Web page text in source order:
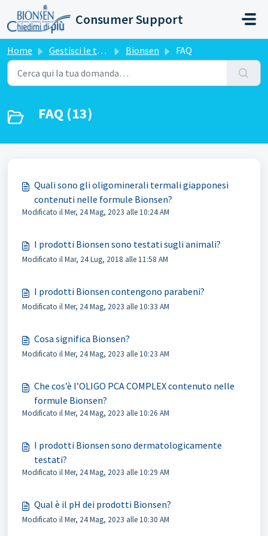
Salta al contenuto principale
Consumer Support
Home Gestisci le tue richieste Bionsen FAQ
FAQ (13)
Quali sono gli oligominerali termali giapponesi
contenuti nelle formule Bionsen?
Modificato il Mer, 24 Mag, 2023 alle 10:24 AM
I prodotti Bionsen sono testati sugli animali?
Modificato il Mar, 24 Lug, 2018 alle 11:58 AM
I prodotti Bionsen contengono parabeni?
Modificato il Mer, 24 Mag, 2023 alle 10:33 AM
Cosa significa Bionsen?
Modificato il Mer, 24 Mag, 2023 alle 10:23 AM
Che cos’è l’OLIGO PCA COMPLEX contenuto nelle
formule Bionsen?
Modificato il Mer, 24 Mag, 2023 alle 10:26 AM
I prodotti Bionsen sono dermatologicamente
testati?
Modificato il Mer, 24 Mag, 2023 alle 10:29 AM
Qual è il pH dei prodotti Bionsen?
Modificato il Mer, 24 Mag, 2023 alle 10:30 AM